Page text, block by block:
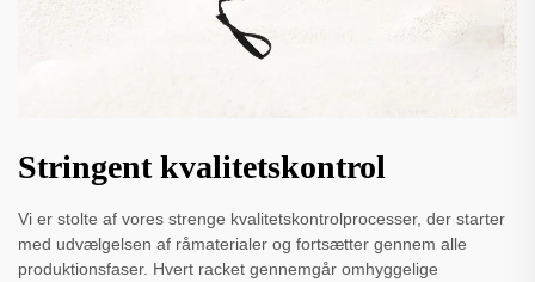
Stringent kvalitetskontrol
Vi er stolte af vores strenge kvalitetskontrolprocesser, der starter
med udvælgelsen af råmaterialer og fortsætter gennem alle
produktionsfaser. Hvert racket gennemgår omhyggelige